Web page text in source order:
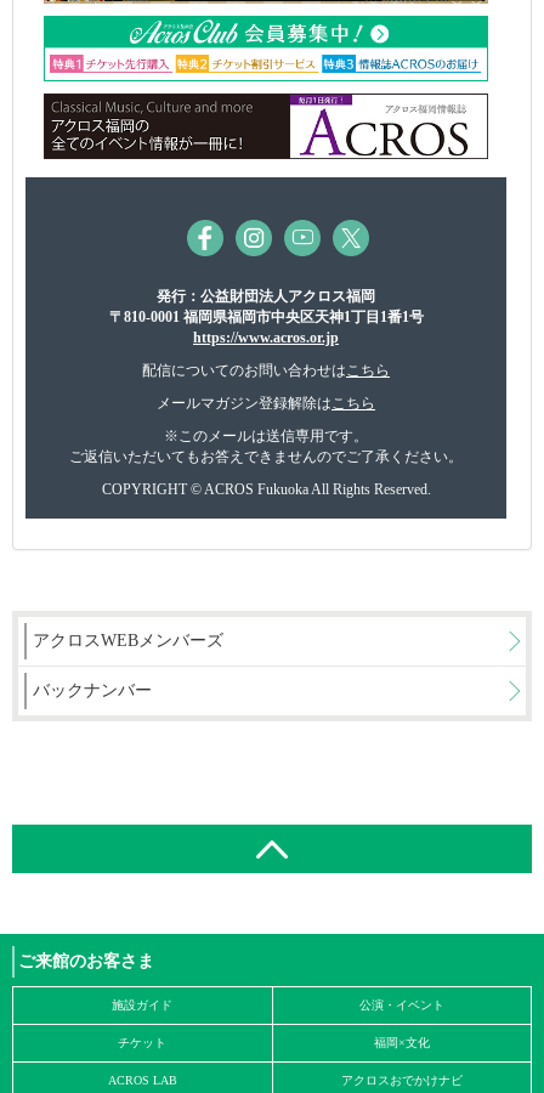
発行：公益財団法人アクロス福岡
〒810-0001 福岡県福岡市中央区天神1丁目1番1号
https://www.acros.or.jp
配信についてのお問い合わせはこちら
メールマガジン登録解除はこちら
※このメールは送信専用です。
ご返信いただいてもお答えできませんのでご了承ください。
COPYRIGHT © ACROS Fukuoka All Rights Reserved.
アクロスWEBメンバーズ
バックナンバー
ご来館のお客さま
施設ガイド 公演・イベント
チケット 福岡×文化
ACROS LAB アクロスおでかけナビ